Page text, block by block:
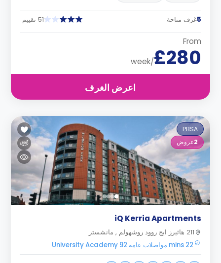
5غرف متاحة 51 تقييم
From
£280
/week
اعرض الغرف
PBSA
2عروض
iQ Kerria Apartments
211 هاثيرز ايج روود روشهولم , مانشستر
22 mins مواصلات عامه University Academy 92